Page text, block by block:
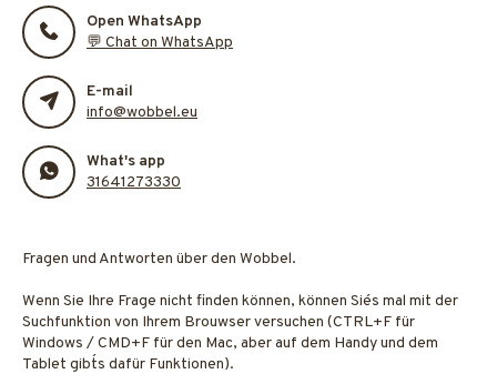
Open WhatsApp
💬 Chat on WhatsApp
E-mail
info@wobbel.eu
What's app
31641273330
Fragen und Antworten über den Wobbel.
Wenn Sie Ihre Frage nicht finden können, können Sie´s mal mit der
Suchfunktion von Ihrem Brouwser versuchen (CTRL+F für
Windows / CMD+F für den Mac, aber auf dem Handy und dem
Tablet gibt´s dafür Funktionen).